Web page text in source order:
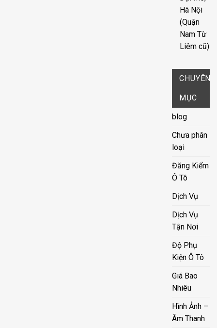
Hà Nội
(Quận
Nam Từ
Liêm cũ)
CHUYÊN
MỤC
blog
Chưa phân
loại
Đăng Kiểm
Ô Tô
Dịch Vụ
Dịch Vụ
Tận Nơi
Độ Phụ
Kiện Ô Tô
Giá Bao
Nhiêu
Hình Ảnh –
Âm Thanh